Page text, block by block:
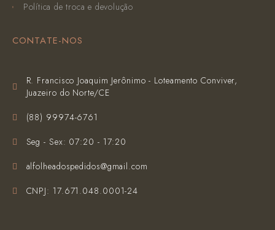
Política de troca e devolução
CONTATE-NOS
R. Francisco Joaquim Jerônimo - Loteamento Conviver,
Juazeiro do Norte/CE
(‪88) 99974-6761‬
Seg - Sex: 07:20 - 17:20
alfolheadospedidos@gmail.com
CNPJ: 17.671.048.0001-24